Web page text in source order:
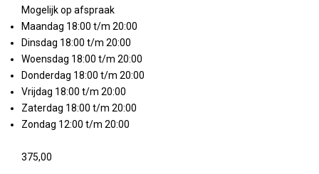
Mogelijk op afspraak
Maandag 18:00 t/m 20:00
Dinsdag 18:00 t/m 20:00
Woensdag 18:00 t/m 20:00
Donderdag 18:00 t/m 20:00
Vrijdag 18:00 t/m 20:00
Zaterdag 18:00 t/m 20:00
Zondag 12:00 t/m 20:00
375,00